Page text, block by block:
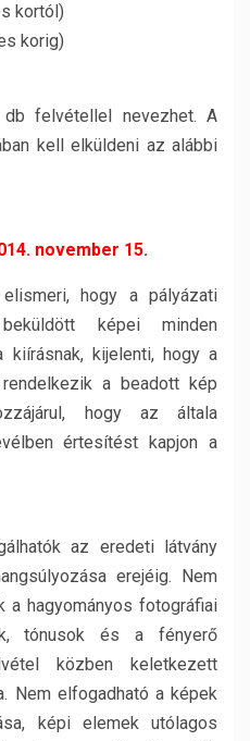
kortól)
korig)
felvétellel nevezhet. A
kell elküldeni az alábbi
november 15.
hogy a pályázati
képei minden
kiírásnak, kijelenti, hogy a
a beadott kép
hogy az általa
értesítést kapjon a
az eredeti látvány
erejéig. Nem
a hagyományos fotográfiai
tónusok és a fényerő
közben keletkezett
Nem elfogadható a képek
képi elemek utólagos